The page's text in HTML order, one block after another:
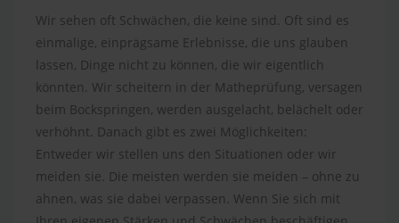
Wir sehen oft Schwächen, die keine sind. Oft sind es
einmalige, einprägsame Erlebnisse, die uns glauben
lassen, Dinge nicht zu können, die wir eigentlich
könnten. Wir scheitern in der Matheprüfung, versagen
beim Bockspringen, werden ausgelacht, belächelt oder
verhöhnt. Danach gibt es zwei Möglichkeiten:
Entweder wir stellen uns den Situationen oder wir
meiden sie. Die meisten werden sie meiden – ohne zu
ahnen, was sie dabei verpassen. Wenn Sie sich mit